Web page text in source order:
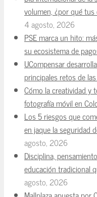
volumen, ¿por qué
4 agosto, 2026
PSE marca un hito:
su ecosistema de
UCompensar
principales retos de
Cómo la creatividad y
fotografía móvil en
Los 5 riesgos que
en jaque la seguridad
agosto, 2026
Disciplina,
educación tradicional
agosto, 2026